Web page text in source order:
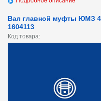
Вал главной муфты ЮМЗ
1604113
Код товара: